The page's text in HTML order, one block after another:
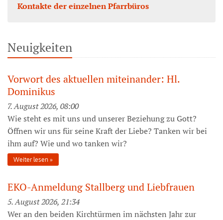
Kontakte der einzelnen Pfarrbüros
Neuigkeiten
Vorwort des aktuellen miteinander: Hl.
Dominikus
7. August 2026, 08:00
Wie steht es mit uns und unserer Beziehung zu Gott?
Öffnen wir uns für seine Kraft der Liebe? Tanken wir bei
ihm auf? Wie und wo tanken wir?
Weiter lesen
EKO-Anmeldung Stallberg und Liebfrauen
5. August 2026, 21:34
Wer an den beiden Kirchtürmen im nächsten Jahr zur